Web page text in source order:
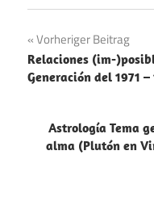
Vorheriger Beitrag
Relaciones (im-
Generación del 1971
Astrología Tema
alma (Plutón en